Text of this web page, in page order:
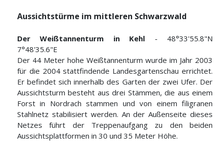
Aussichtstürme im mittleren Schwarzwald
Der Weißtannenturm in Kehl - 48°33'55.8"N
7°48'35.6"E
Der 44 Meter hohe Weißtannenturm wurde im Jahr 2003
für die 2004 stattfindende Landesgartenschau errichtet.
Er befindet sich innerhalb des Garten der zwei Ufer. Der
Aussichtsturm besteht aus drei Stämmen, die aus einem
Forst in Nordrach stammen und von einem filigranen
Stahlnetz stabilisiert werden. An der Außenseite dieses
Netzes führt der Treppenaufgang zu den beiden
Aussichtsplattformen in 30 und 35 Meter Höhe.